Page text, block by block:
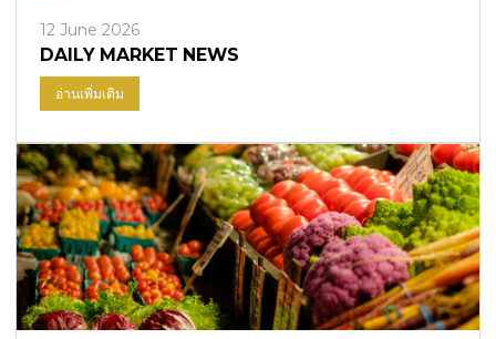
12 June 2026
DAILY MARKET NEWS
อ่านเพิ่มเติม